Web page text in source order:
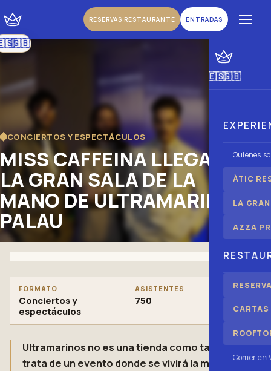
Español
|🇬🇧
Inglés
RESERVAS RESTAURANTE ENTRADAS
🇪🇸
Español
|🇬🇧
Inglés
Quiénes
ÀTIC
LA
AZZA
CARTAS
Comer en
CONCIERTOS Y ESPECTÁCULOS
MISS CAFFEINA LLEGA A
LA GRAN SALA DE LA
MANO DE ULTRAMARINOS
PALAU
FORMATO
Conciertos y
espectáculos
ASISTENTES
750
Ultramarinos no es una tienda como tal, se
trata de un evento donde se vivirá la mejor